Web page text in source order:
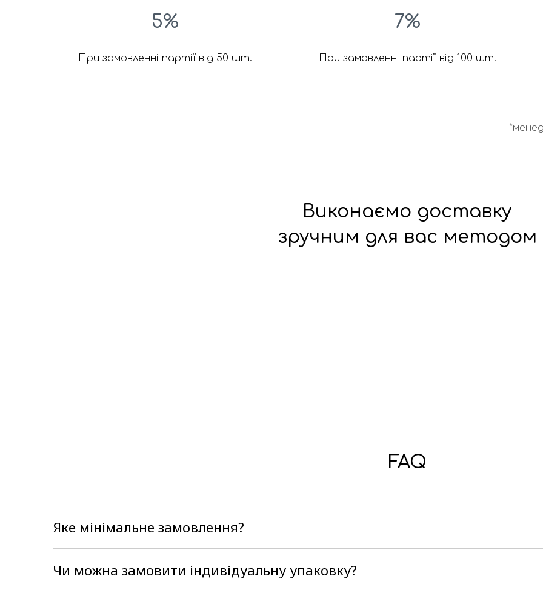
5%
При замовленні партії від 50 шт.
7%
При замовленні партії від 100 шт.
Виконаємо доставку
зручним для вас методом
FAQ
Яке мінімальне замовлення?
Чи можна замовити індивідуальну упаковку?